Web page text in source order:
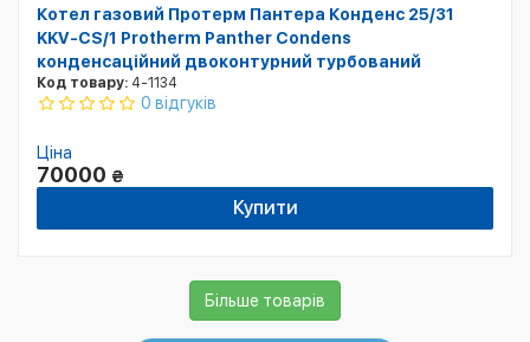
Котел газовий Протерм Пантера Конденс 25/31
KKV-CS/1 Protherm Panther Condens
конденсаційний двоконтурний турбований
Код товару: 4-1134
0 відгуків
Ціна
70000 ₴
Купити
Більше товарів